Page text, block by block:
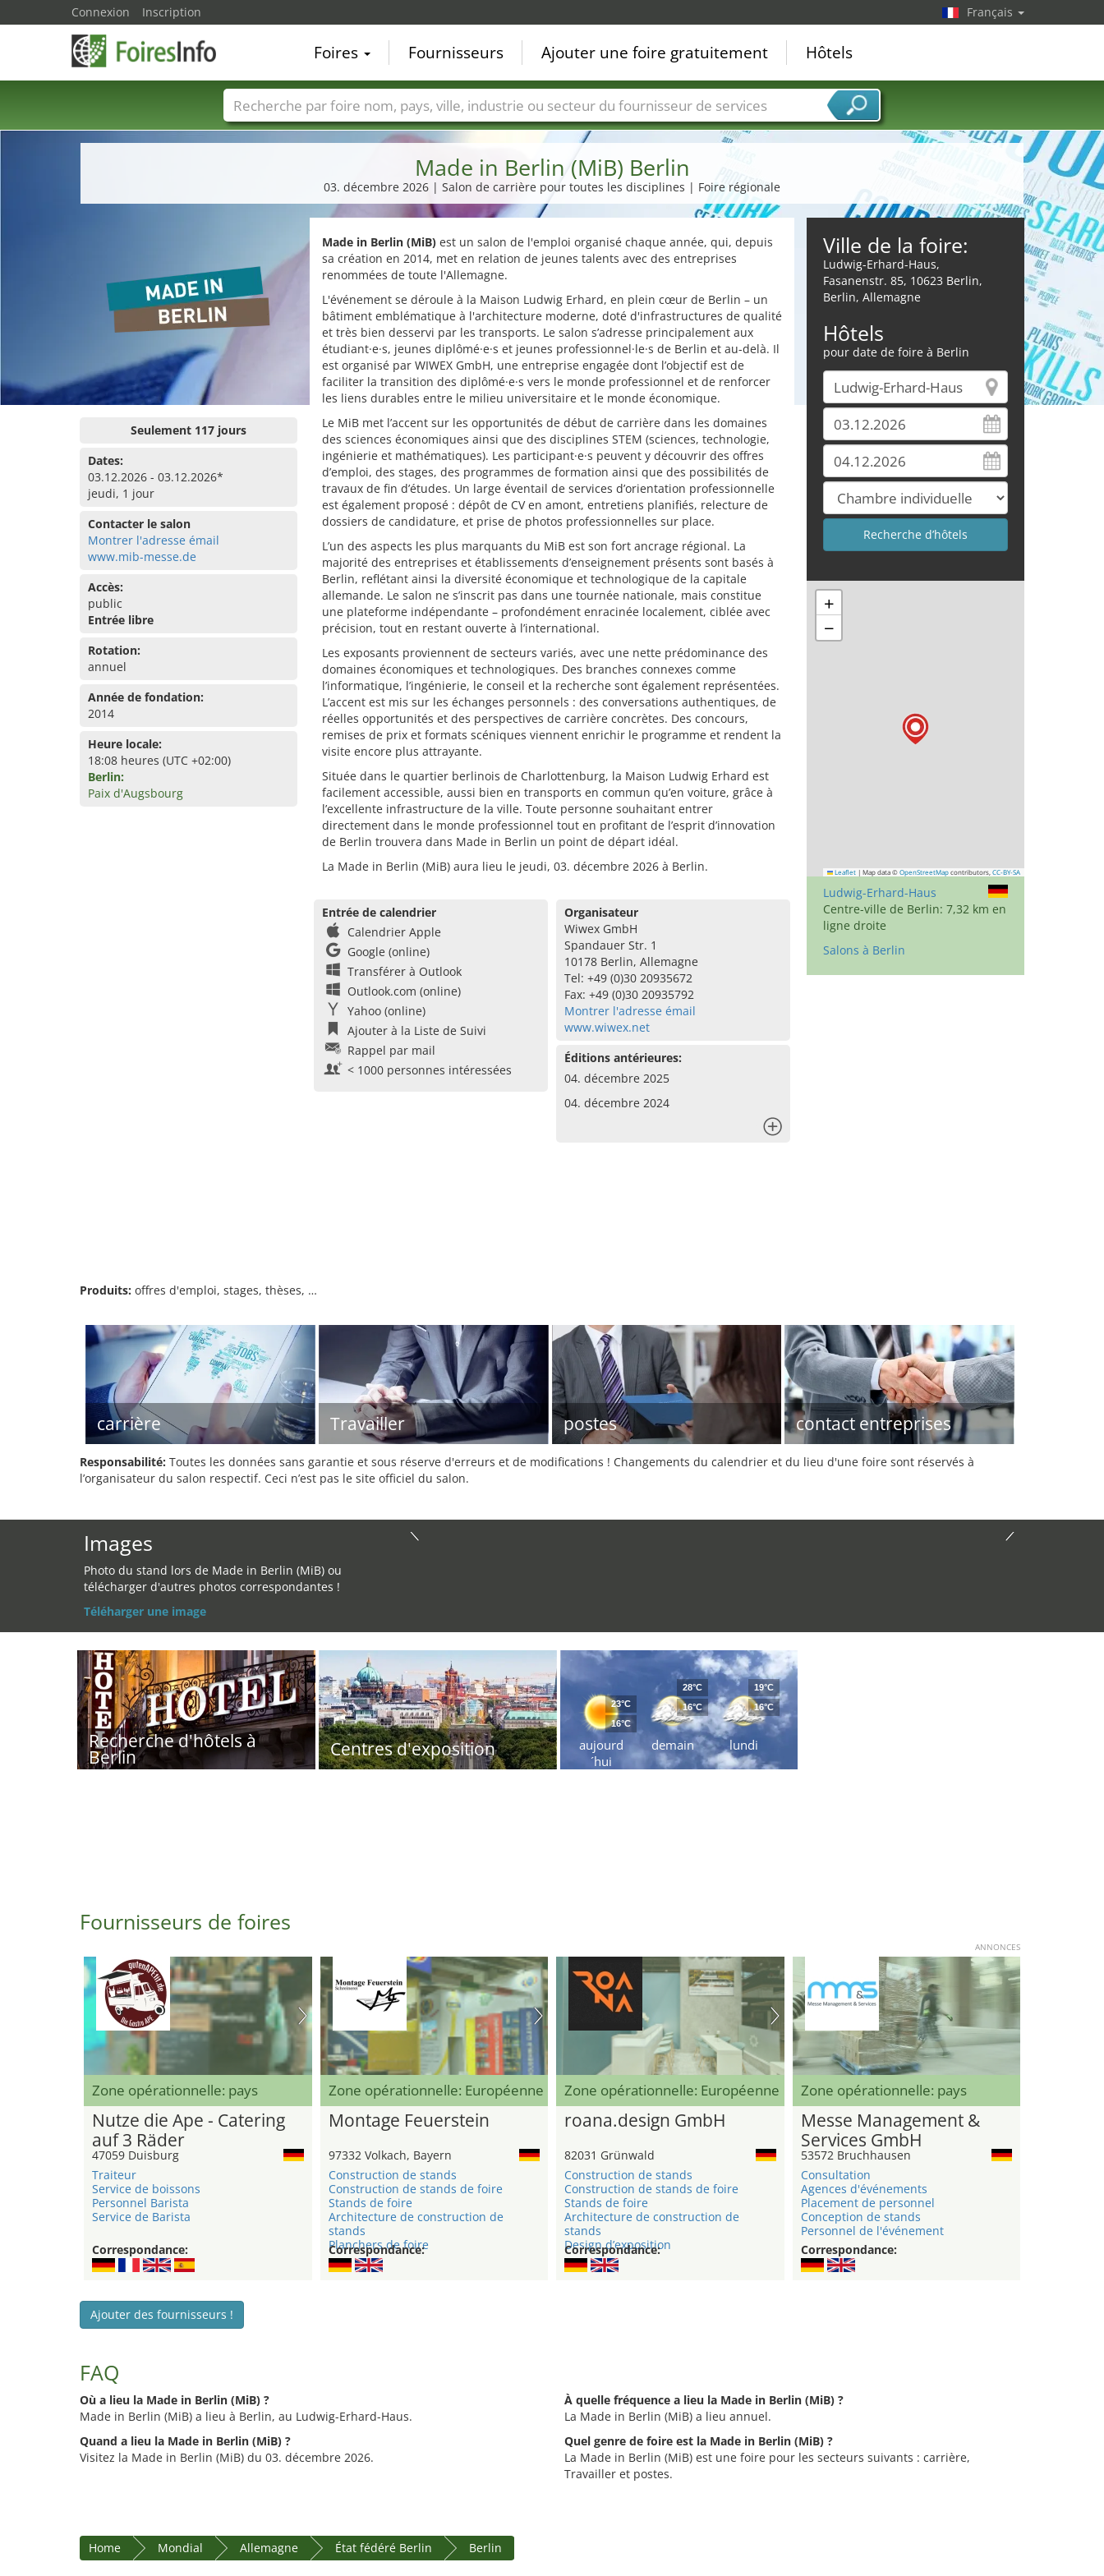
Made in Berlin (MiB) Berlin
03. décembre 2026 | Salon de carrière pour toutes les disciplines | Foire régionale
Seulement 117 jours
Dates:
03.12.2026 - 03.12.2026*
jeudi, 1 jour
Contacter le salon
Montrer l'adresse émail
www.mib-messe.de
Accès:
public
Entrée libre
Rotation:
annuel
Année de fondation:
2014
Heure locale:
18:08 heures (UTC +02:00)
Berlin:
Paix d'Augsbourg
Made in Berlin (MiB)est un salon de l'emploi organisé chaque année, qui, depuis
sa création en 2014, met en relation de jeunes talents avec des entreprises
renommées de toute l'Allemagne.
L'événement se déroule à la Maison Ludwig Erhard, en plein cœur de Berlin – un
bâtiment emblématique à l'architecture moderne, doté d'infrastructures de qualité
et très bien desservi par les transports. Le salon s’adresse principalement aux
étudiant·e·s, jeunes diplômé·e·s et jeunes professionnel·le·s de Berlin et au-delà. Il
est organisé par WIWEX GmbH, une entreprise engagée dont l’objectif est de
faciliter la transition des diplômé·e·s vers le monde professionnel et de renforcer
les liens durables entre le milieu universitaire et le monde économique.
Le MiB met l’accent sur les opportunités de début de carrière dans les domaines
des sciences économiques ainsi que des disciplines STEM (sciences, technologie,
ingénierie et mathématiques). Les participant·e·s peuvent y découvrir des offres
d’emploi, des stages, des programmes de formation ainsi que des possibilités de
travaux de fin d’études. Un large éventail de services d’orientation professionnelle
est également proposé : dépôt de CV en amont, entretiens planifiés, relecture de
dossiers de candidature, et prise de photos professionnelles sur place.
L’un des aspects les plus marquants du MiB est son fort ancrage régional. La
majorité des entreprises et établissements d’enseignement présents sont basés à
Berlin, reflétant ainsi la diversité économique et technologique de la capitale
allemande. Le salon ne s’inscrit pas dans une tournée nationale, mais constitue
une plateforme indépendante – profondément enracinée localement, ciblée avec
précision, tout en restant ouverte à l’international.
Les exposants proviennent de secteurs variés, avec une nette prédominance des
domaines économiques et technologiques. Des branches connexes comme
l’informatique, l’ingénierie, le conseil et la recherche sont également représentées.
L’accent est mis sur les échanges personnels : des conversations authentiques, de
réelles opportunités et des perspectives de carrière concrètes. Des concours,
remises de prix et formats scéniques viennent enrichir le programme et rendent la
visite encore plus attrayante.
Située dans le quartier berlinois de Charlottenburg, la Maison Ludwig Erhard est
facilement accessible, aussi bien en transports en commun qu’en voiture, grâce à
l’excellente infrastructure de la ville. Toute personne souhaitant entrer
directement dans le monde professionnel tout en profitant de l’esprit d’innovation
de Berlin trouvera dans Made in Berlin un point de départ idéal.
La Made in Berlin (MiB) aura lieu le jeudi, 03. décembre 2026 à Berlin.
Entrée de calendrier
Calendrier Apple
Google (online)
Transférer à Outlook
Outlook.com (online)
Yahoo (online)
Ajouter à la Liste de Suivi
Rappel par mail
< 1000 personnes intéressées
Organisateur
Wiwex GmbH
Spandauer Str. 1
10178 Berlin, Allemagne
Tel: +49 (0)30 20935672
Fax: +49 (0)30 20935792
Montrer l'adresse émail
www.wiwex.net
Éditions antérieures:
04. décembre 2025
04. décembre 2024
Ville de la foire:
Ludwig-Erhard-Haus,
Fasanenstr. 85, 10623 Berlin,
Berlin, Allemagne
Hôtels
pour date de foire à Berlin
+
−
Leaflet | Map data © OpenStreetMap contributors, CC-BY-SA
Ludwig-Erhard-Haus
Centre-ville de Berlin: 7,32 km en
ligne droite
Salons à Berlin
Produits: offres d'emploi, stages, thèses, …
carrière Travailler postes contact entreprises
Responsabilité: Toutes les données sans garantie et sous réserve d'erreurs et de modifications ! Changements du calendrier et du lieu d'une foire sont réservés à
l’organisateur du salon respectif. Ceci n’est pas le site officiel du salon.
Images
Photo du stand lors de Made in Berlin (MiB) ou
télécharger d'autres photos correspondantes !
Téléharger une image
Recherche d'hôtels à
Berlin Centres d'exposition
aujourd
´hui
23°C
16°C
demain
28°C
16°C
lundi
19°C
16°C
Fournisseurs de foires
ANNONCES
Zone opérationnelle: pays
Nutze die Ape - Catering
auf 3 Räder
47059 Duisburg
Traiteur
Service de boissons
Personnel Barista
Service de Barista
Correspondance:
Zone opérationnelle: Européenne
Montage Feuerstein
97332 Volkach, Bayern
Construction de stands
Construction de stands de foire
Stands de foire
Architecture de construction de
stands
Planchers de foire
Correspondance:
Zone opérationnelle: Européenne
roana.design GmbH
82031 Grünwald
Construction de stands
Construction de stands de foire
Stands de foire
Architecture de construction de
stands
Design d’exposition
Correspondance:
Zone opérationnelle: pays
Messe Management &
Services GmbH
53572 Bruchhausen
Consultation
Agences d'événements
Placement de personnel
Conception de stands
Personnel de l'événement
Correspondance:
Ajouter des fournisseurs !
FAQ
Où a lieu la Made in Berlin (MiB) ?
Made in Berlin (MiB) a lieu à Berlin, au Ludwig-Erhard-Haus.
Quand a lieu la Made in Berlin (MiB) ?
Visitez la Made in Berlin (MiB) du 03. décembre 2026.
À quelle fréquence a lieu la Made in Berlin (MiB) ?
La Made in Berlin (MiB) a lieu annuel.
Quel genre de foire est la Made in Berlin (MiB) ?
La Made in Berlin (MiB) est une foire pour les secteurs suivants : carrière,
Travailler et postes.
Home Mondial Allemagne État fédéré Berlin Berlin
Connexion Inscription Français
Foires Fournisseurs Ajouter une foire gratuitement Hôtels
Foire noms Pays Villes Secteurs de foire Secteurs du fournisseur de services